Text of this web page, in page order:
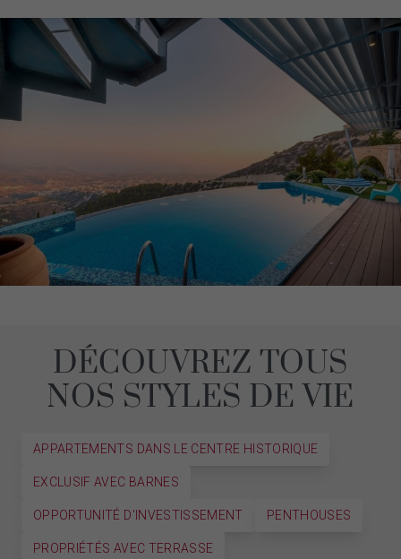
DÉCOUVREZ TOUS
NOS STYLES DE VIE
APPARTEMENTS DANS LE CENTRE HISTORIQUE
EXCLUSIF AVEC BARNES
OPPORTUNITÉ D'INVESTISSEMENT PENTHOUSES
PROPRIÉTÉS AVEC TERRASSE